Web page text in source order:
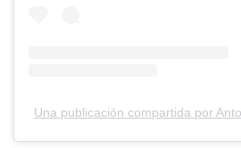
Una publicación compartida por